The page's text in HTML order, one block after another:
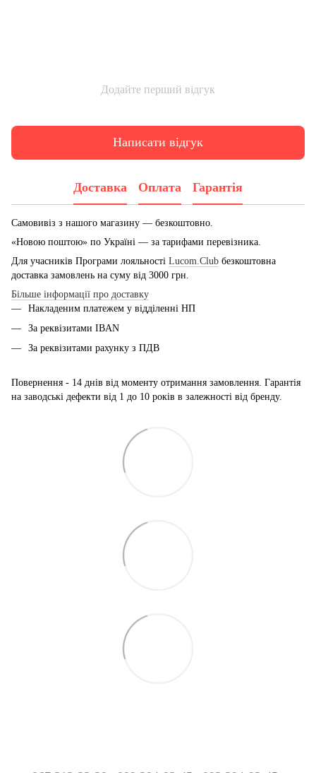
Додайте перший відгук
Написати відгук
Доставка Оплата Гарантія
Самовивіз з нашого магазину — безкоштовно.
«Новою поштою» по Україні — за тарифами перевізника.
Для учасників Програми лояльності Lucom.Club безкоштовна
доставка замовлень на суму від 3000 грн.
Більше інформації про доставку
Накладеним платежем у відділенні НП
За реквізитами IBAN
За реквізитами рахунку з ПДВ
Повернення - 14 днів від моменту отримання замовлення. Гарантія
на заводські дефекти від 1 до 10 років в залежності від бренду.